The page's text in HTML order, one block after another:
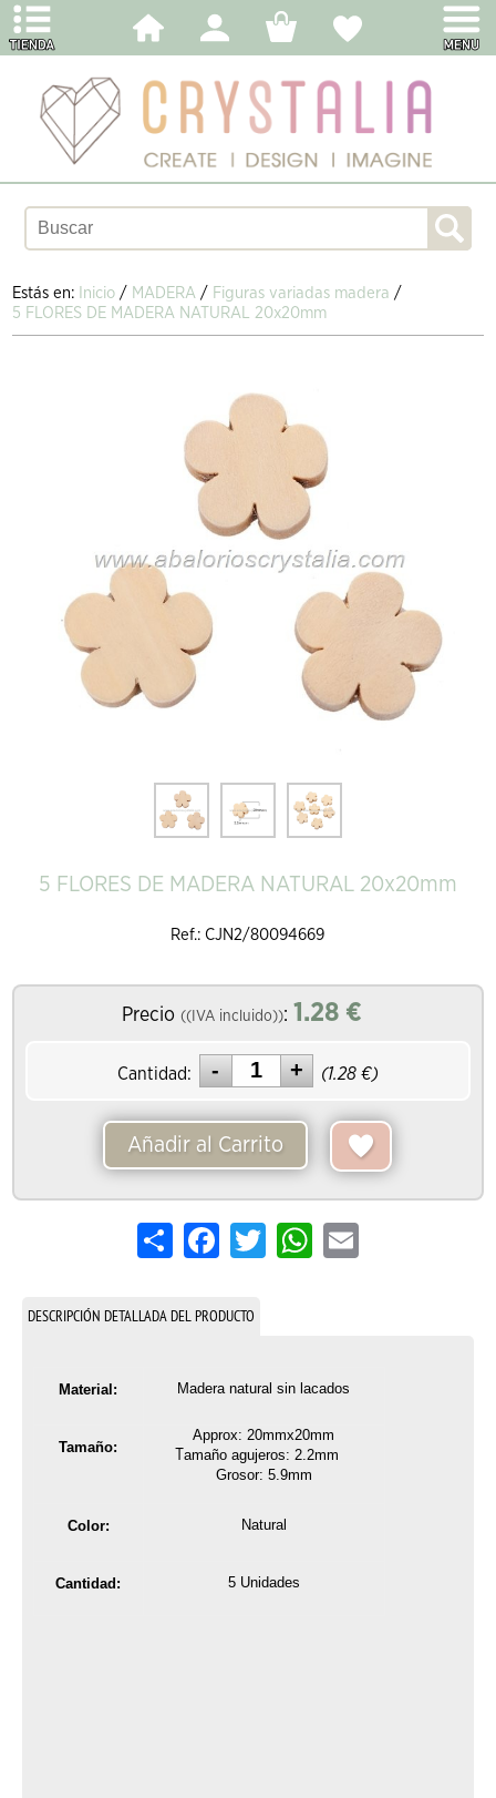
Estás en: Inicio / MADERA / Figuras variadas madera /
5 FLORES DE MADERA NATURAL 20x20mm
5 FLORES DE MADERA NATURAL 20x20mm
Ref.: CJN2/80094669
Precio((IVA incluido)): 1.28 €
Cantidad: (1.28€)
Añadir al Carrito
Share FacebookTwitterWhatsApp
Email
DESCRIPCIÓN DETALLADA DEL PRODUCTO
Material: Madera natural sin lacados
Tamaño:
Approx: 20mmx20mm
Tamaño agujeros: 2.2mm
Grosor: 5.9mm
Color: Natural
Cantidad: 5 Unidades